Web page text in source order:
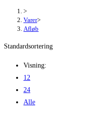
>
Varer>
Afløb
Standardsortering
Visning:
12
24
Alle